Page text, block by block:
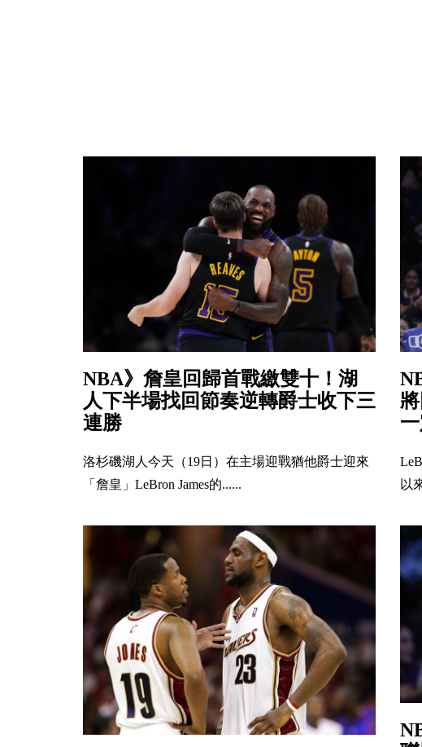
NBA》詹皇回歸首戰繳雙十！湖
人下半場找回節奏逆轉爵士收下三
連勝
洛杉磯湖人今天（19日）在主場迎戰猶他爵士迎來
「詹皇」LeBron James的......
以